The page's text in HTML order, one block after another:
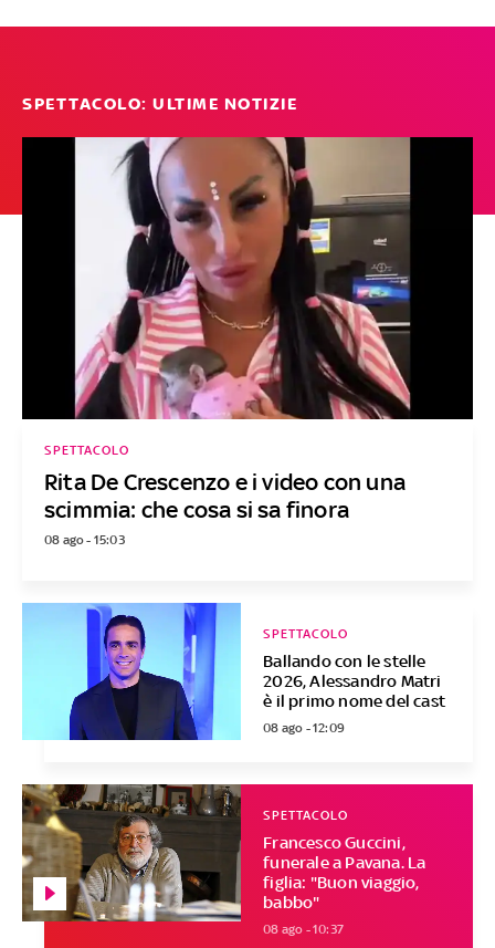
SPETTACOLO: ULTIME NOTIZIE
Rita De Crescenzo e i video con una
scimmia: che cosa si sa finora
SPETTACOLO
08 ago - 15:03
Ballando con le stelle
2026, Alessandro Matri
è il primo nome del cast
SPETTACOLO
08 ago - 12:09
Francesco Guccini,
funerale a Pavana. La
figlia: "Buon viaggio,
babbo"
SPETTACOLO
08 ago - 10:37